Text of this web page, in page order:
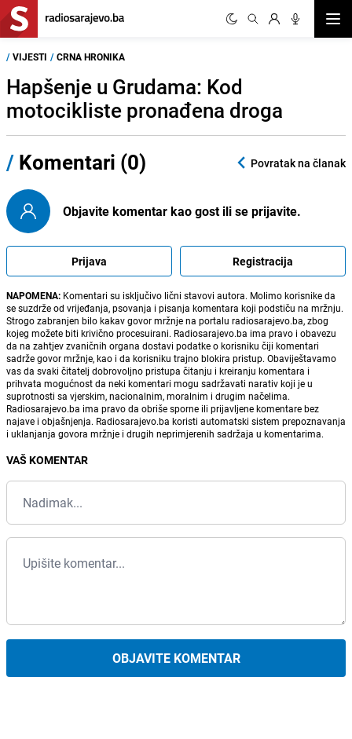
/ VIJESTI / CRNA HRONIKA
Hapšenje u Grudama: Kod
motocikliste pronađena droga
/ Komentari (0) Povratak na članak
Objavite komentar kao gost ili se prijavite.
Prijava Registracija
NAPOMENA: Komentari su isključivo lični stavovi autora. Molimo korisnike da
se suzdrže od vrijeđanja, psovanja i pisanja komentara koji podstiču na mržnju.
Strogo zabranjen bilo kakav govor mržnje na portalu radiosarajevo.ba, zbog
kojeg možete biti krivično procesuirani. Radiosarajevo.ba ima pravo i obavezu
da na zahtjev zvaničnih organa dostavi podatke o korisniku čiji komentari
sadrže govor mržnje, kao i da korisniku trajno blokira pristup. Obaviještavamo
vas da svaki čitatelj dobrovoljno pristupa čitanju i kreiranju komentara i
prihvata mogućnost da neki komentari mogu sadržavati narativ koji je u
suprotnosti sa vjerskim, nacionalnim, moralnim i drugim načelima.
Radiosarajevo.ba ima pravo da obriše sporne ili prijavljene komentare bez
najave i objašnjenja. Radiosarajevo.ba koristi automatski sistem prepoznavanja
i uklanjanja govora mržnje i drugih neprimjerenih sadržaja u komentarima.
VAŠ KOMENTAR
OBJAVITE KOMENTAR